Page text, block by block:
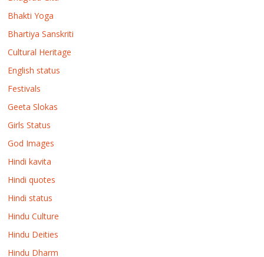
Bhakti Yoga
Bhartiya Sanskriti
Cultural Heritage
English status
Festivals
Geeta Slokas
Girls Status
God Images
Hindi kavita
Hindi quotes
Hindi status
Hindu Culture
Hindu Deities
Hindu Dharm